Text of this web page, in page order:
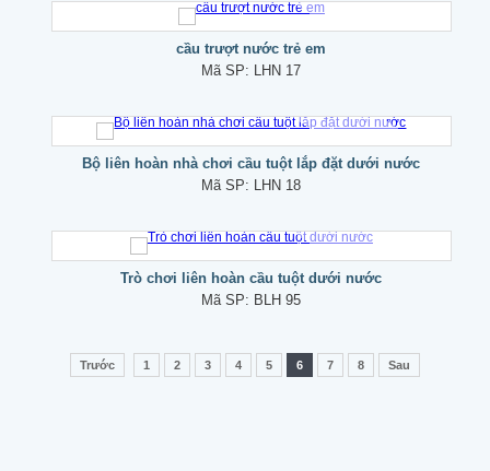
cầu trượt nước trẻ em
Mã SP: LHN 17
Bộ liên hoàn nhà chơi cầu tuột lắp đặt dưới nước
Mã SP: LHN 18
Trò chơi liên hoàn cầu tuột dưới nước
Mã SP: BLH 95
Trước 1 2 3 4 5 6 7 8 Sau